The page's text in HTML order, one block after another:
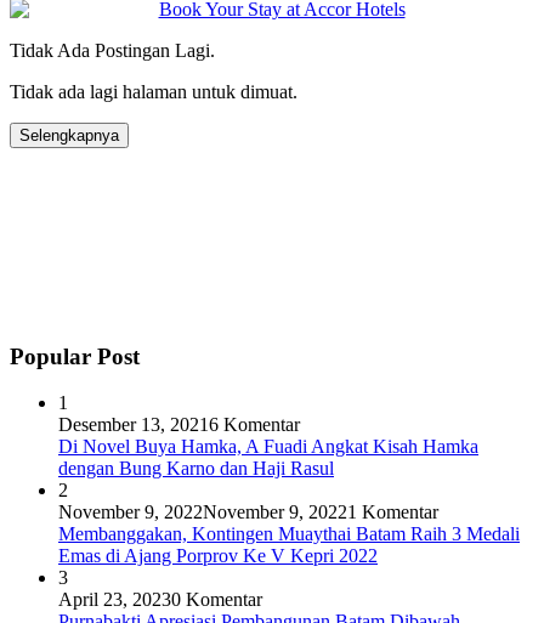
Tidak Ada Postingan Lagi.
Tidak ada lagi halaman untuk dimuat.
Selengkapnya
Popular Post
1
Desember 13, 20216 Komentar
Di Novel Buya Hamka, A Fuadi Angkat Kisah Hamka
dengan Bung Karno dan Haji Rasul
2
November 9, 2022November 9, 20221 Komentar
Membanggakan, Kontingen Muaythai Batam Raih 3 Medali
Emas di Ajang Porprov Ke V Kepri 2022
3
April 23, 20230 Komentar